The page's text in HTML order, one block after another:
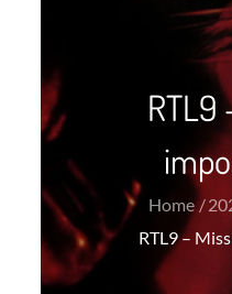
RTL9
Home
RTL9 –